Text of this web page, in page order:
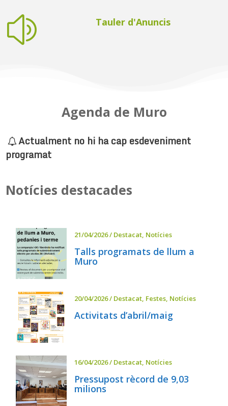
z Tauler d'Anuncis
Agenda de Muro
Actualment no hi ha cap esdeveniment
programat
Notícies destacades
21/04/2026/ Destacat, Notícies
Talls programats de llum a
Muro
20/04/2026/ Destacat, Festes, Notícies
Activitats d’abril/maig
16/04/2026/ Destacat, Notícies
Pressupost rècord de 9,03
milions